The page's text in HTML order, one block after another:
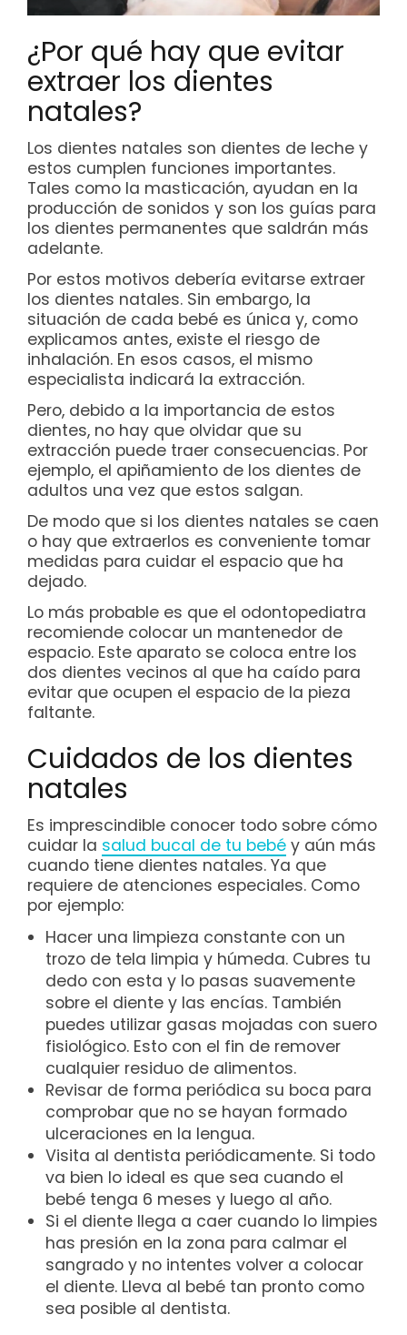
¿Por qué hay que evitar
extraer los dientes
natales?
Los dientes natales son dientes de leche y
estos cumplen funciones importantes.
Tales como la masticación, ayudan en la
producción de sonidos y son los guías para
los dientes permanentes que saldrán más
adelante.
Por estos motivos debería evitarse extraer
los dientes natales. Sin embargo, la
situación de cada bebé es única y, como
explicamos antes, existe el riesgo de
inhalación. En esos casos, el mismo
especialista indicará la extracción.
Pero, debido a la importancia de estos
dientes, no hay que olvidar que su
extracción puede traer consecuencias. Por
ejemplo, el apiñamiento de los dientes de
adultos una vez que estos salgan.
De modo que si los dientes natales se caen
o hay que extraerlos es conveniente tomar
medidas para cuidar el espacio que ha
dejado.
Lo más probable es que el odontopediatra
recomiende colocar un mantenedor de
espacio. Este aparato se coloca entre los
dos dientes vecinos al que ha caído para
evitar que ocupen el espacio de la pieza
faltante.
Cuidados de los dientes
natales
Es imprescindible conocer todo sobre cómo
cuidar la salud bucal de tu bebé y aún más
cuando tiene dientes natales. Ya que
requiere de atenciones especiales. Como
por ejemplo:
Hacer una limpieza constante con un
trozo de tela limpia y húmeda. Cubres tu
dedo con esta y lo pasas suavemente
sobre el diente y las encías. También
puedes utilizar gasas mojadas con suero
fisiológico. Esto con el fin de remover
cualquier residuo de alimentos.
Revisar de forma periódica su boca para
comprobar que no se hayan formado
ulceraciones en la lengua.
Visita al dentista periódicamente. Si todo
va bien lo ideal es que sea cuando el
bebé tenga 6 meses y luego al año.
Si el diente llega a caer cuando lo limpies
has presión en la zona para calmar el
sangrado y no intentes volver a colocar
el diente. Lleva al bebé tan pronto como
sea posible al dentista.